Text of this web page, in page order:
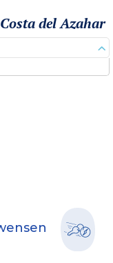
del Azahar